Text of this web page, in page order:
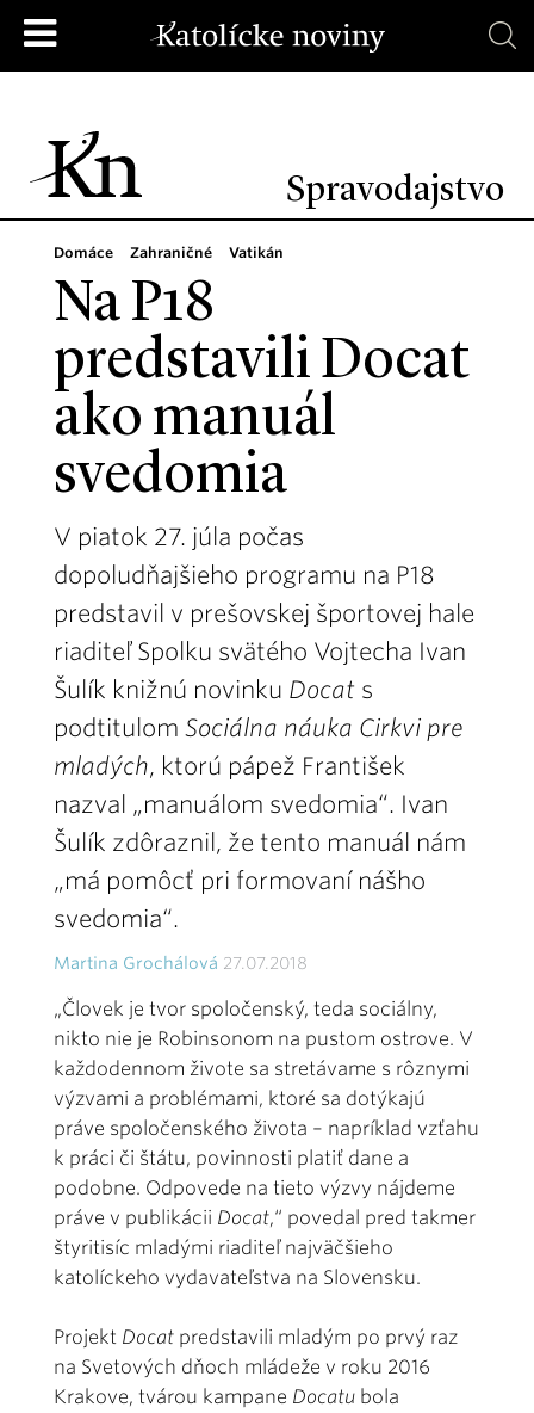
Spravodajstvo
Domáce Zahraničné Vatikán
Na P18
predstavili Docat
ako manuál
svedomia
V piatok 27. júla počas
dopoludňajšieho programu na P18
predstavil v prešovskej športovej hale
riaditeľ Spolku svätého Vojtecha Ivan
Šulík knižnú novinku Docat s
podtitulom Sociálna náuka Cirkvi pre
mladých, ktorú pápež František
nazval „manuálom svedomia“. Ivan
Šulík zdôraznil, že tento manuál nám
„má pomôcť pri formovaní nášho
svedomia“.
Martina Grochálová 27.07.2018
„Človek je tvor spoločenský, teda sociálny,
nikto nie je Robinsonom na pustom ostrove. V
každodennom živote sa stretávame s rôznymi
výzvami a problémami, ktoré sa dotýkajú
práve spoločenského života – napríklad vzťahu
k práci či štátu, povinnosti platiť dane a
podobne. Odpovede na tieto výzvy nájdeme
práve v publikácii Docat,“ povedal pred takmer
štyritisíc mladými riaditeľ najväčšieho
katolíckeho vydavateľstva na Slovensku.
Projekt Docat predstavili mladým po prvý raz
na Svetových dňoch mládeže v roku 2016
Krakove, tvárou kampane Docatu bola